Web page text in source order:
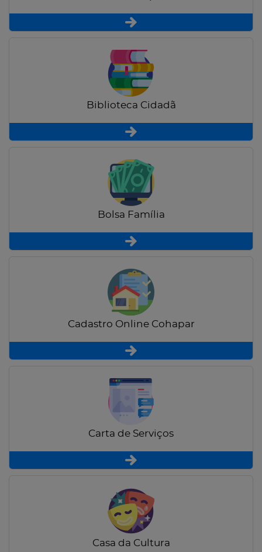
Biblioteca Cidadã
Bolsa Família
Cadastro Online Cohapar
Carta de Serviços
Casa da Cultura